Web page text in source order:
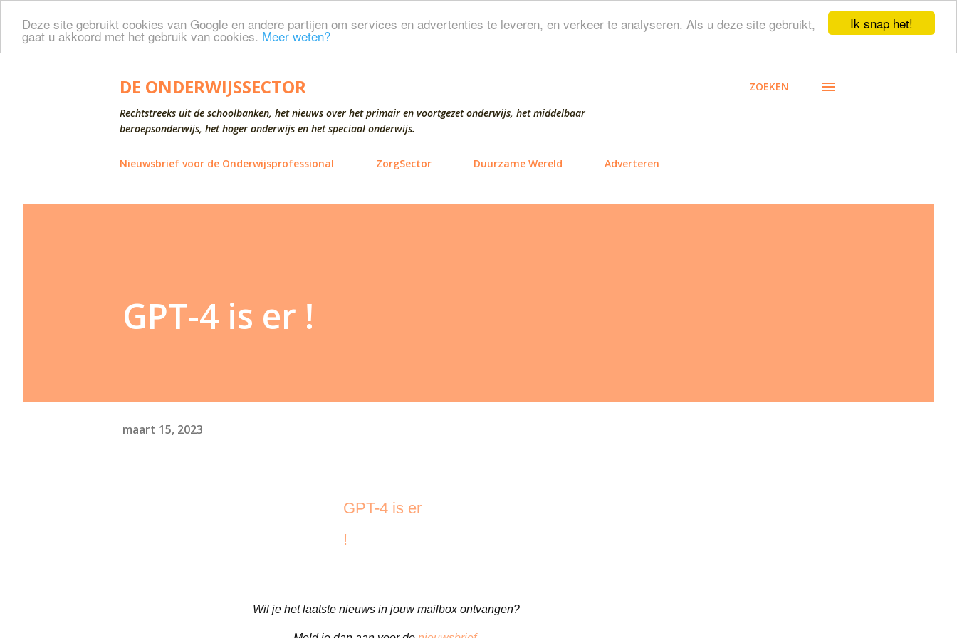
Ik snap het!
Deze site gebruikt cookies van Google en andere partijen om services en advertenties te leveren, en verkeer te analyseren. Als u deze site gebruikt,
gaat u akkoord met het gebruik van cookies. Meer weten?
Doorgaan naar hoofdcontent
DE ONDERWIJSSECTOR
Rechtstreeks uit de schoolbanken, het nieuws over het primair en voortgezet onderwijs, het middelbaar
beroepsonderwijs, het hoger onderwijs en het speciaal onderwijs.
ZOEKEN
Nieuwsbrief voor de Onderwijsprofessional ZorgSector Duurzame Wereld Adverteren
GPT-4 is er !
maart 15, 2023
GPT-4 is er
!
Wil je het laatste nieuws in jouw mailbox ontvangen?